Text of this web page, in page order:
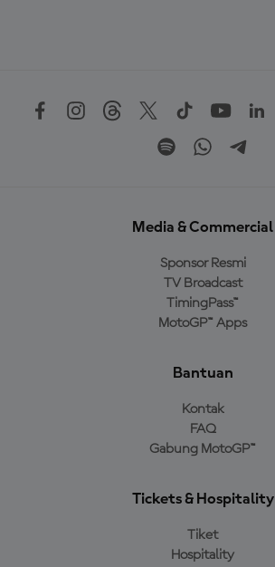
Media & Commercial
Sponsor Resmi
TV Broadcast
TimingPass™
MotoGP™ Apps
Bantuan
Kontak
FAQ
Gabung MotoGP™
Tickets & Hospitality
Tiket
Hospitality